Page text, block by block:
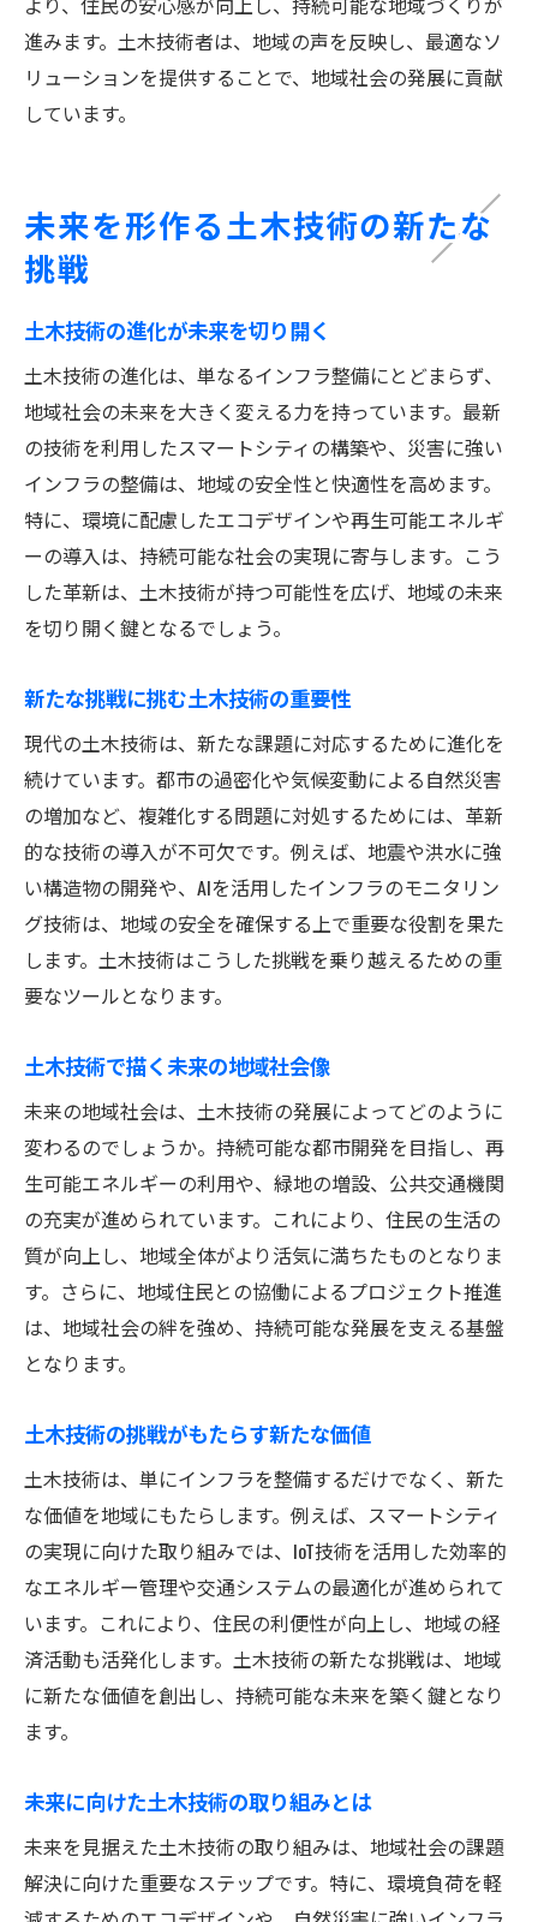
進みます。土木技術者は、地域の声を反映し、最適なソ
リューションを提供することで、地域社会の発展に貢献
しています。
未来を形作る土木技術の新たな
挑戦
土木技術の進化が未来を切り開く
土木技術の進化は、単なるインフラ整備にとどまらず、
地域社会の未来を大きく変える力を持っています。最新
の技術を利用したスマートシティの構築や、災害に強い
インフラの整備は、地域の安全性と快適性を高めます。
特に、環境に配慮したエコデザインや再生可能エネルギ
ーの導入は、持続可能な社会の実現に寄与します。こう
した革新は、土木技術が持つ可能性を広げ、地域の未来
を切り開く鍵となるでしょう。
新たな挑戦に挑む土木技術の重要性
現代の土木技術は、新たな課題に対応するために進化を
続けています。都市の過密化や気候変動による自然災害
の増加など、複雑化する問題に対処するためには、革新
的な技術の導入が不可欠です。例えば、地震や洪水に強
い構造物の開発や、AIを活用したインフラのモニタリン
グ技術は、地域の安全を確保する上で重要な役割を果た
します。土木技術はこうした挑戦を乗り越えるための重
要なツールとなります。
土木技術で描く未来の地域社会像
未来の地域社会は、土木技術の発展によってどのように
変わるのでしょうか。持続可能な都市開発を目指し、再
生可能エネルギーの利用や、緑地の増設、公共交通機関
の充実が進められています。これにより、住民の生活の
質が向上し、地域全体がより活気に満ちたものとなりま
す。さらに、地域住民との協働によるプロジェクト推進
は、地域社会の絆を強め、持続可能な発展を支える基盤
となります。
土木技術の挑戦がもたらす新たな価値
土木技術は、単にインフラを整備するだけでなく、新た
な価値を地域にもたらします。例えば、スマートシティ
の実現に向けた取り組みでは、IoT技術を活用した効率的
なエネルギー管理や交通システムの最適化が進められて
います。これにより、住民の利便性が向上し、地域の経
済活動も活発化します。土木技術の新たな挑戦は、地域
に新たな価値を創出し、持続可能な未来を築く鍵となり
ます。
未来に向けた土木技術の取り組みとは
未来を見据えた土木技術の取り組みは、地域社会の課題
解決に向けた重要なステップです。特に、環境負荷を軽